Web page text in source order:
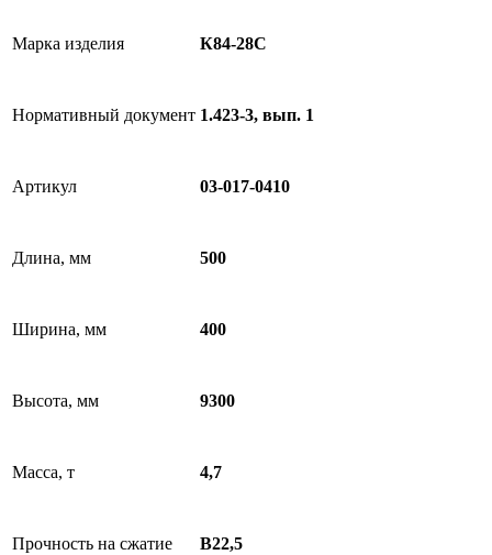
Марка изделия К84-28C
Нормативный документ 1.423-3, вып. 1
Артикул 03-017-0410
Длина, мм 500
Ширина, мм 400
Высота, мм 9300
Масса, т 4,7
Прочность на сжатие В22,5